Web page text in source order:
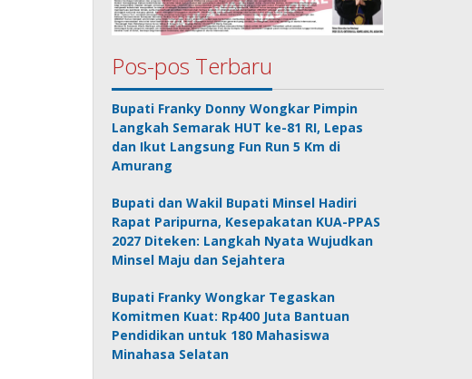
Pos-pos Terbaru
Bupati Franky Donny Wongkar Pimpin
Langkah Semarak HUT ke-81 RI, Lepas
dan Ikut Langsung Fun Run 5 Km di
Amurang
Bupati dan Wakil Bupati Minsel Hadiri
Rapat Paripurna, Kesepakatan KUA-PPAS
2027 Diteken: Langkah Nyata Wujudkan
Minsel Maju dan Sejahtera
Bupati Franky Wongkar Tegaskan
Komitmen Kuat: Rp400 Juta Bantuan
Pendidikan untuk 180 Mahasiswa
Minahasa Selatan